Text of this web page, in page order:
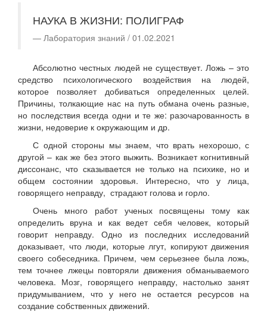
НАУКА В ЖИЗНИ: ПОЛИГРАФ
Лаборатория знаний / 01.02.2021
Абсолютно честных людей не существует. Ложь – это
средство психологического воздействия на людей,
которое позволяет добиваться определенных целей.
Причины, толкающие нас на путь обмана очень разные,
но последствия всегда одни и те же: разочарованность в
жизни, недоверие к окружающим и др.
С одной стороны мы знаем, что врать нехорошо, с
другой – как же без этого выжить. Возникает когнитивный
диссонанс, что сказывается не только на психике, но и
общем состоянии здоровья. Интересно, что у лица,
говорящего неправду, страдают голова и горло.
Очень много работ ученых посвящены тому как
определить вруна и как ведет себя человек, который
говорит неправду. Одно из последних исследований
доказывает, что люди, которые лгут, копируют движения
своего собеседника. Причем, чем серьезнее была ложь,
тем точнее лжецы повторяли движения обманываемого
человека. Мозг, говорящего неправду, настолько занят
придумыванием, что у него не остается ресурсов на
создание собственных движений.